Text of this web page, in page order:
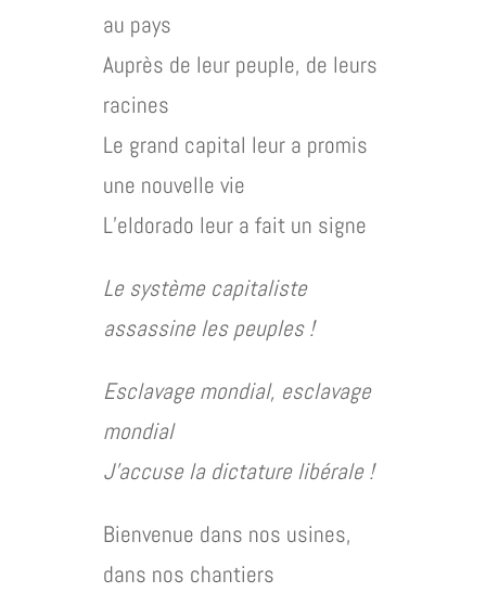
au pays
Auprès de leur peuple, de leurs
racines
Le grand capital leur a promis
une nouvelle vie
L’eldorado leur a fait un signe
Le système capitaliste
assassine les peuples !
Esclavage mondial, esclavage
mondial
J’accuse la dictature libérale !
Bienvenue dans nos usines,
dans nos chantiers